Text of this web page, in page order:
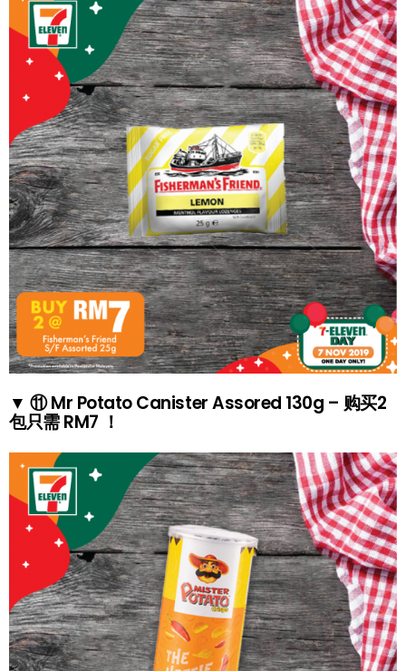
▼ ⑪ Mr Potato Canister Assored 130g – 购买2
包只需 RM7 ！